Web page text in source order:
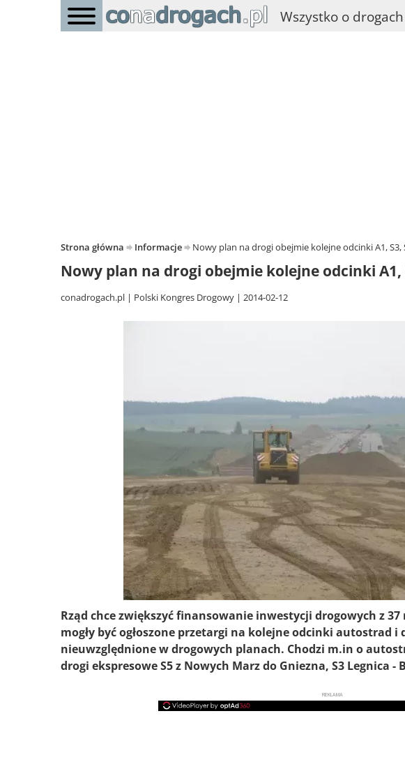
Wszystko o
Strona główna Informacje Nowy plan na drogi obejmie kolejne odcinki A1, S3,
Nowy plan na drogi obejmie kolejne odcinki A1,
conadrogach.pl Polski Kongres Drogowy 2014-02-12
Rząd chce zwiększyć finansowanie inwestycji drogowych z 37
mogły być ogłoszone przetargi na kolejne odcinki autostrad i
nieuwzględnione w drogowych planach. Chodzi m.in o
drogi ekspresowe S5 z Nowych Marz do Gniezna, S3 Legnica -
REKLAMA